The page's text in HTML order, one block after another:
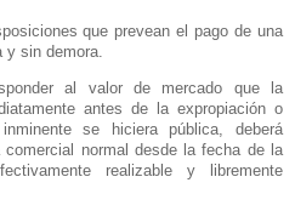
que prevean el pago de una
sin demora.
al valor de mercado que la
antes de la expropiación o
se hiciera pública, deberá
normal desde la fecha de la
realizable y libremente